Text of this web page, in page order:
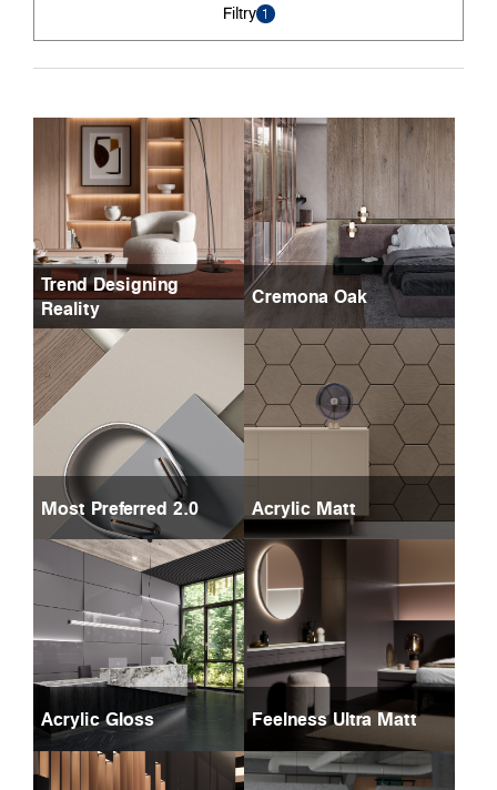
Filtry 1
Trend Designing
Reality
Cremona Oak
Most Preferred 2.0 Acrylic Matt
Acrylic Gloss Feelness Ultra Matt